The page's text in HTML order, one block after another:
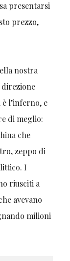
presentarsi
prezzo,
nostra
direzione
l’inferno, e
di meglio:
che
zeppo di
I
riusciti a
avevano
milioni